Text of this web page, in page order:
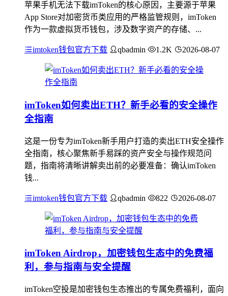
苹果手机无法下载imToken的核心原因，主要源于苹果
App Store对加密货币类应用的严格监管规则，imToken
作为一款虚拟货币钱包，涉及数字资产的存储、...
imtoken钱包官方下载 qbadmin 1.2K 2026-08-07
imToken如何卖出ETH？新手必看的安全操作
全指南
这是一份专为imToken新手用户打造的卖出ETH安全操作
全指南，核心聚焦新手易踩的资产安全与操作规范问
题，指南将清晰讲解卖出前的必要准备：确认imToken
钱...
imtoken钱包官方下载 qbadmin 822 2026-08-07
imToken Airdrop，加密钱包生态中的免费福
利，参与指南与安全提醒
imToken空投是加密钱包生态推出的专属免费福利，面向